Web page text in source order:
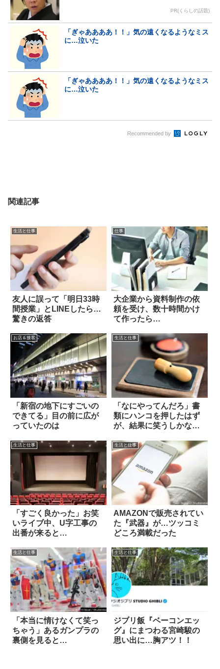
PR(くらしの話題)
「ぎゃああああ！！」気の遠くなるようなミス
に…泣いた
「ぎゃああああ！！」気の遠くなるようなミス
に…泣いた
Recommended by
関連記事
生活と仕事
友人に誤って「明日33時
間授業」とLINEしたら…
驚きの返答
仕事
大企業から資料制作の依
頼を受け、数十時間かけ
て作ったら…
お店＆接客
「新宿の地下にすごいの
できてる」目の前に広が
っていたのは
生活と仕事
「なにやってんだろ」書
類にハンコを押したはず
が、結果に笑うしかな
生活と仕事
「すごく良かった」お笑
いライブ中、U字工事の
出番が来ると…
生活と仕事
AMAZONで販売されてい
た『武器』が…ツッコミ
どころ満載だった
生活と仕事
「本当に情けなくて笑っ
ちゃう」あるガンプラの
裏側を見ると…
生活と仕事
ジブリ飯『ベーコンエッ
グ』にまつわる宮崎駿の
思い出に…胸アツ！！